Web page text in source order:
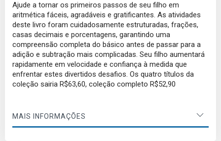
Ajude a tornar os primeiros passos de seu filho em
aritmética fáceis, agradáveis e gratificantes. As atividades
deste livro foram cuidadosamente estruturadas, frações,
casas decimais e porcentagens, garantindo uma
compreensão completa do básico antes de passar para a
adição e subtração mais complicadas. Seu filho aumentará
rapidamente em velocidade e confiança à medida que
enfrentar estes divertidos desafios. Os quatro títulos da
coleção sairia R$63,60, coleção completo R$52,90
MAIS INFORMAÇÕES